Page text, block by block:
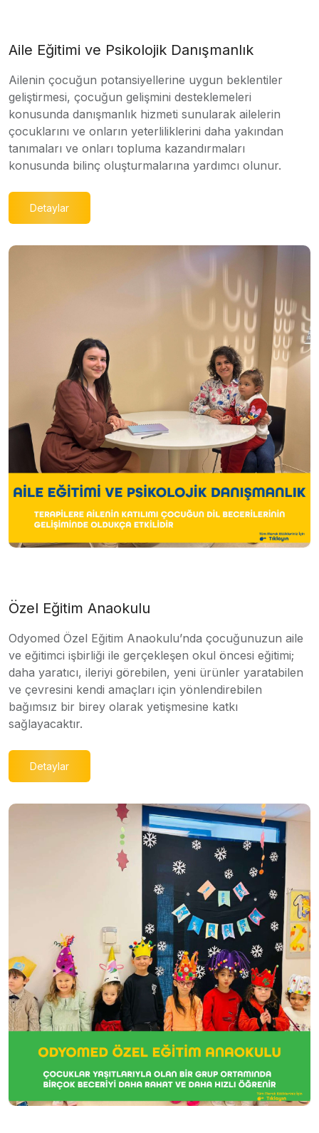
Aile Eğitimi ve Psikolojik Danışmanlık
Ailenin çocuğun potansiyellerine uygun beklentiler
geliştirmesi, çocuğun gelişmini desteklemeleri
konusunda danışmanlık hizmeti sunularak ailelerin
çocuklarını ve onların yeterliliklerini daha yakından
tanımaları ve onları topluma kazandırmaları
konusunda bilinç oluşturmalarına yardımcı olunur.
Detaylar
Özel Eğitim Anaokulu
Odyomed Özel Eğitim Anaokulu’nda çocuğunuzun aile
ve eğitimci işbirliği ile gerçekleşen okul öncesi eğitimi;
daha yaratıcı, ileriyi görebilen, yeni ürünler yaratabilen
ve çevresini kendi amaçları için yönlendirebilen
bağımsız bir birey olarak yetişmesine katkı
sağlayacaktır.
Detaylar